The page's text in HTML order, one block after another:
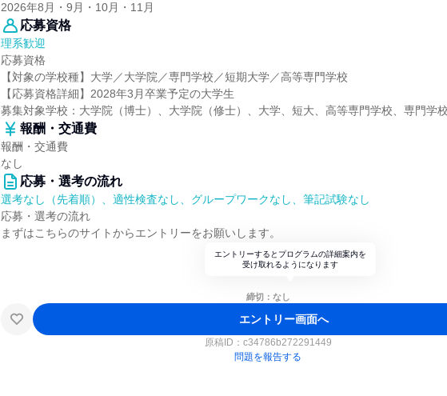
2026年8月・9月・10月・11月
応募資格
理系歓迎
応募資格
【対象の学校種】大学／大学院／専門学校／短期大学／高等専門学校
【応募資格詳細】2028年3月卒業予定の大学生
募集対象学校：大学院（博士）、大学院（修士）、大学、短大、高等専門学校、専門学
報酬・交通費
報酬・交通費
なし
応募・選考の流れ
選考なし（先着順）、適性検査なし、グループワークなし、筆記試験なし
応募・選考の流れ
まずはこちらのサイトからエントリーをお願いします。
エントリーするとプログラムの詳細案内を
受け取れるようになります
締切：なし
エントリー画面へ
原稿ID： c34786b272291449
問題を報告する